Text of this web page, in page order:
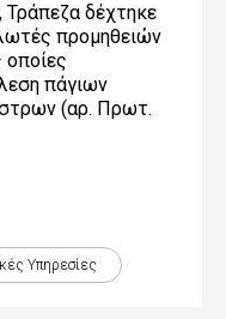
δέχτηκε
προμηθειών
οποίες
πάγιων
(αρ. Πρωτ.
Yπηρεσίες